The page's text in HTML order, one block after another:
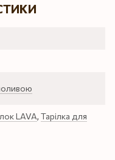
LAVA, Тарілка для